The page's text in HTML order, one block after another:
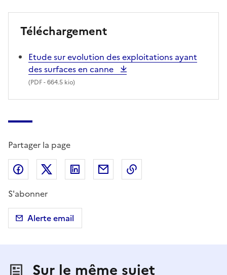
Téléchargement
Etude sur evolution des exploitations ayant
des surfaces en canne
(PDF- 664.5 kio)
Partager la page
Partager sur Facebook
Partager sur X (anciennement Twitter)
Partager sur LinkedIn
Partager par email
S'abonner
Alerte email
Sur le même sujet